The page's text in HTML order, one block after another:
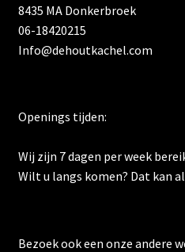
8435 MA Donkerbroek
06-18420215
Info@dehoutkachel.com
Openings tijden:
Wij zijn 7 dagen per week
Wilt u langs komen? Dat kan
Bezoek ook een onze andere